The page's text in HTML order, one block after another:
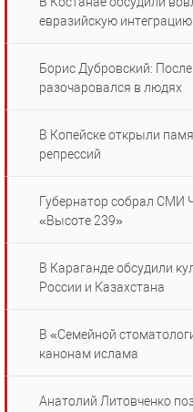
евразийскую интеграцию
Борис Дубровский:
разочаровался в людях
В Копейске открыли
репрессий
Губернатор собрал СМИ
«Высоте 239»
В Караганде обсудили
России и Казахстана
В «Семейной
канонам ислама
Анатолий Литовченко